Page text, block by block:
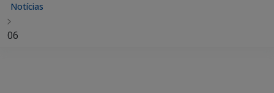
Notícias
06